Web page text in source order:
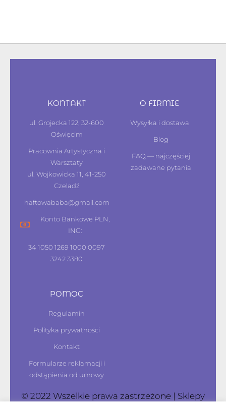
KONTAKT
ul. Grojecka 122, 32-600
Oświęcim
Pracownia Artystyczna i
Warsztaty
ul. Wojkowicka 11, 41-250
Czeladź
haftowababa@gmail.com
Konto Bankowe PLN,
ING:
34 1050 1269 1000 0097
3242 3380
O FIRMIE
Wysyłka i dostawa
Blog
FAQ — najczęściej
zadawane pytania
POMOC
Regulamin
Polityka prywatności
Kontakt
Formularze reklamacji i
odstąpienia od umowy
© 2022 Wszelkie prawa zastrzeżone | Sklepy